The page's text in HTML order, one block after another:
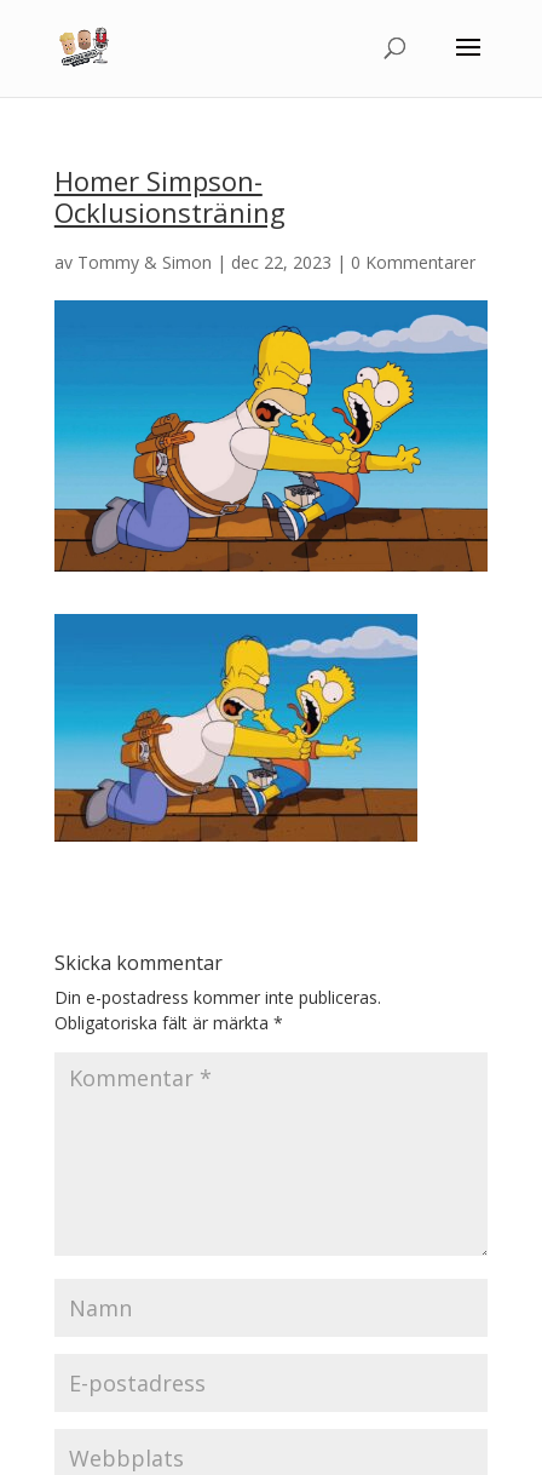
Homer Simpson-
Ocklusionsträning
av Tommy & Simon | dec 22, 2023 | 0 Kommentarer
Skicka kommentar
Din e-postadress kommer inte publiceras.
Obligatoriska fält är märkta *